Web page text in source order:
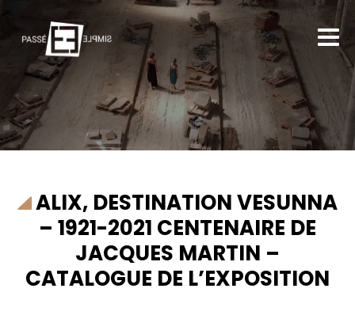
ALIX, DESTINATION VESUNNA
– 1921-2021 CENTENAIRE DE
JACQUES MARTIN –
CATALOGUE DE L’EXPOSITION